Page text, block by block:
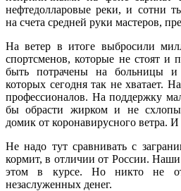
нефтедолларовые реки, и сотни
на счета средней руки мастеров,
На ветер в итоге выбросили
спортсменов, которые не стоят
быть потрачены на больницы и
которых сегодня так не хватает.
профессионалов. На поддержку
бы обрасти жирком и не
домик от коронавирусного ветра.
Не надо тут сравнивать с
кормит, в отличии от России.
этом в курсе. Но никто не
незаслуженных денег.